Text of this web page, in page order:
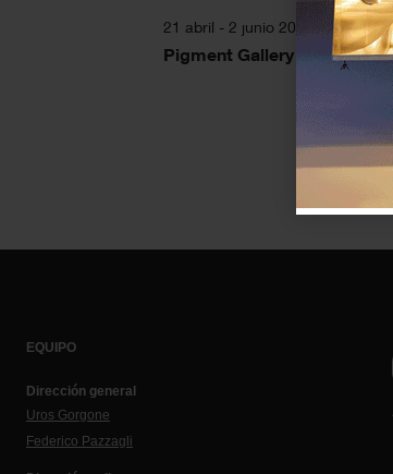
21 abril - 2 junio 2026
Pigment Gallery
EQUIPO
Dirección general
Uros Gorgone
Federico Pazzagli